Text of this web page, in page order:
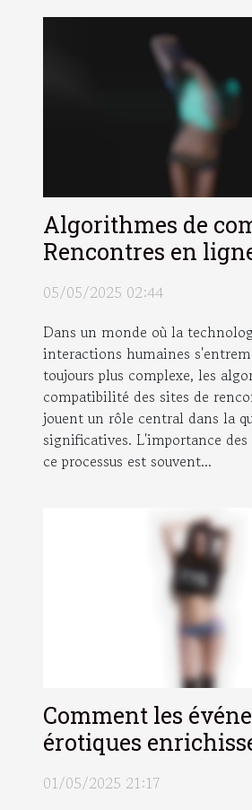
Algorithmes de
Rencontres en
pertinence des
05/05/2025 02:44
Dans un monde où la
interactions humaines
toujours plus complexe, les
compatibilité des sites de
jouent un rôle central dans la
significatives. L'importance
ce processus est souvent...
Comment les
érotiques
sociale des
01/05/2025 21:17